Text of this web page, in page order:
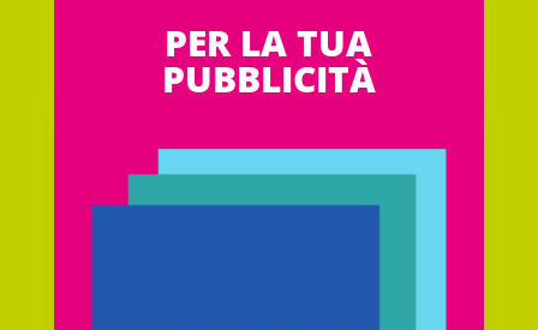
PER LA TUA
PUBBLICITÀ